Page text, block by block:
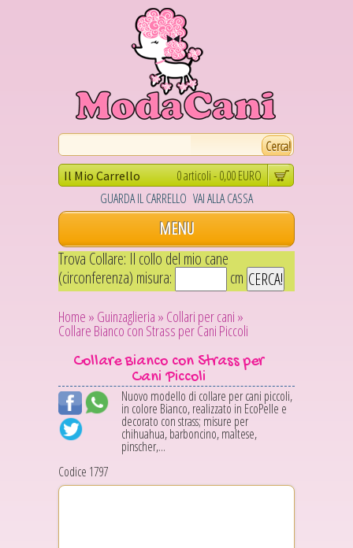
Il Mio Carrello
0 articoli - 0,00 EURO
GUARDA IL CARRELLO VAI ALLA CASSA
MENU
Trova Collare: Il collo del mio cane
(circonferenza) misura:
cm
Home » Guinzaglieria » Collari per cani »
Collare Bianco con Strass per Cani Piccoli
Collare Bianco con Strass per
Cani Piccoli
Nuovo modello di collare per cani piccoli,
in colore Bianco, realizzato in EcoPelle e
decorato con strass; misure per
chihuahua, barboncino, maltese,
pinscher,...
Codice 1797